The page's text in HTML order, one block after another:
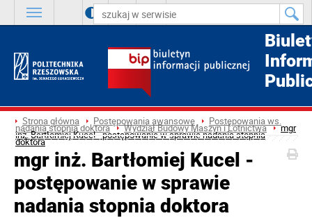
A A A
Strona główna Postępowania awansowe Postępowania ws.
nadania stopnia doktora Wydział Budowy Maszyn i Lotnictwa mgr
inż. Bartłomiej Kucel - postępowanie w sprawie nadania stopnia
doktora
mgr inż. Bartłomiej Kucel -
postępowanie w sprawie
nadania stopnia doktora